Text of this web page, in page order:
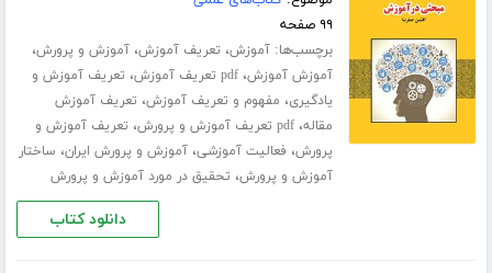
۹۹ صفحه
برچسب‌ها:آموزش، تعریف آموزش،آموزش و پرورش،
آموزش آموزش،pdf تعریف آموزش ، تعریف آموزش و
یادگیری، مفهوم و تعریف آموزش، تعریف آموزش
مقاله،pdf تعریف آموزش و پرورش ، تعریف آموزش و
پرورش، فعالیت آموزشی،آموزش و پرورش ایران، ساختار
آموزش و پرورش، تحقیق در مورد آموزش و پرورش
دانلود کتاب